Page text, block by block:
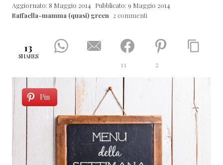
famiglie
Aggiornato: 8 Maggio 2014 Pubblicato: 9 Maggio 2014
Raffaella-mamma (quasi) green 2 commenti
13
SHARES
11 2
Pin